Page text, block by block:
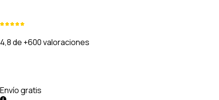
4,8 de +600 valoraciones
Envío gratis